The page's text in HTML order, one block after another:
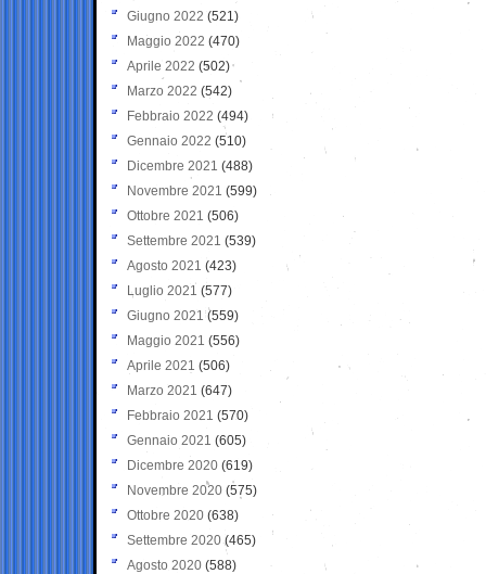
Giugno 2022 (521)
Maggio 2022 (470)
Aprile 2022 (502)
Marzo 2022 (542)
Febbraio 2022 (494)
Gennaio 2022 (510)
Dicembre 2021 (488)
Novembre 2021 (599)
Ottobre 2021 (506)
Settembre 2021 (539)
Agosto 2021 (423)
Luglio 2021 (577)
Giugno 2021(559)
Maggio 2021 (556)
Aprile 2021 (506)
Marzo 2021 (647)
Febbraio 2021 (570)
Gennaio 2021 (605)
Dicembre 2020 (619)
Novembre 2020 (575)
Ottobre 2020 (638)
Settembre 2020(465)
Agosto 2020 (588)